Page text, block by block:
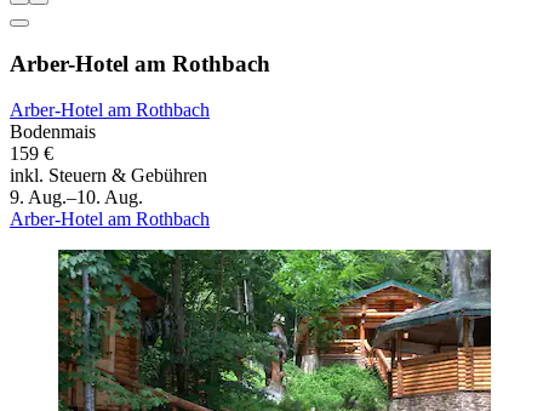
Arber-Hotel am Rothbach
Arber-Hotel am Rothbach
Bodenmais
159 €
inkl. Steuern & Gebühren
9. Aug.–10. Aug.
Arber-Hotel am Rothbach